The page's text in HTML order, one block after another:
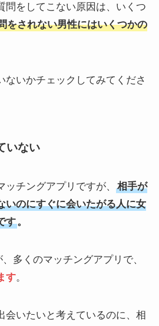
問をしてこない原因は、いくつ
をされない男性にはいくつかの
ないかチェックしてみてくださ
いない
チングアプリですが、
相手が
いのにすぐに会いたがる人に女
す。
多くのマッチングアプリで、
す。
会いたいと考えているのに、相